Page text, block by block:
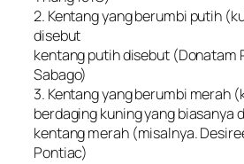
2. Kentang yang berumbi putih
disebut
kentang putih disebut (Donatam
Sabago)
3. Kentang yang berumbi merah
berdaging kuning yang biasanya
kentang merah (misalnya.
Pontiac)